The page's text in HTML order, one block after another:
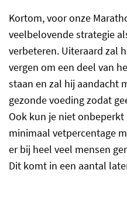
Kortom, voor onze
veelbelovende strategie
verbeteren. Uiteraard zal
vergen om een deel van
staan en zal hij aandacht
gezonde voeding zodat
Ook kun je niet
minimaal vetpercentage
er bij heel veel mensen
Dit komt in een aantal